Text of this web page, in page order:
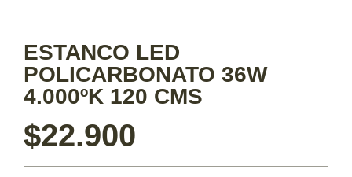
ESTANCO LED
POLICARBONATO 36W
4.000ºK 120 CMS
$22.900